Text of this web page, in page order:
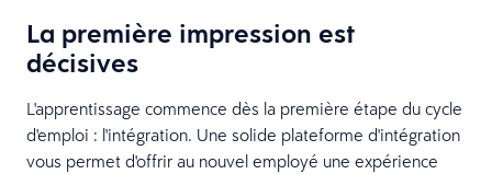
La première impression est
décisives
L'apprentissage commence dès la première étape du cycle
d'emploi : l'intégration. Une solide plateforme d'intégration
vous permet d'offrir au nouvel employé une expérience